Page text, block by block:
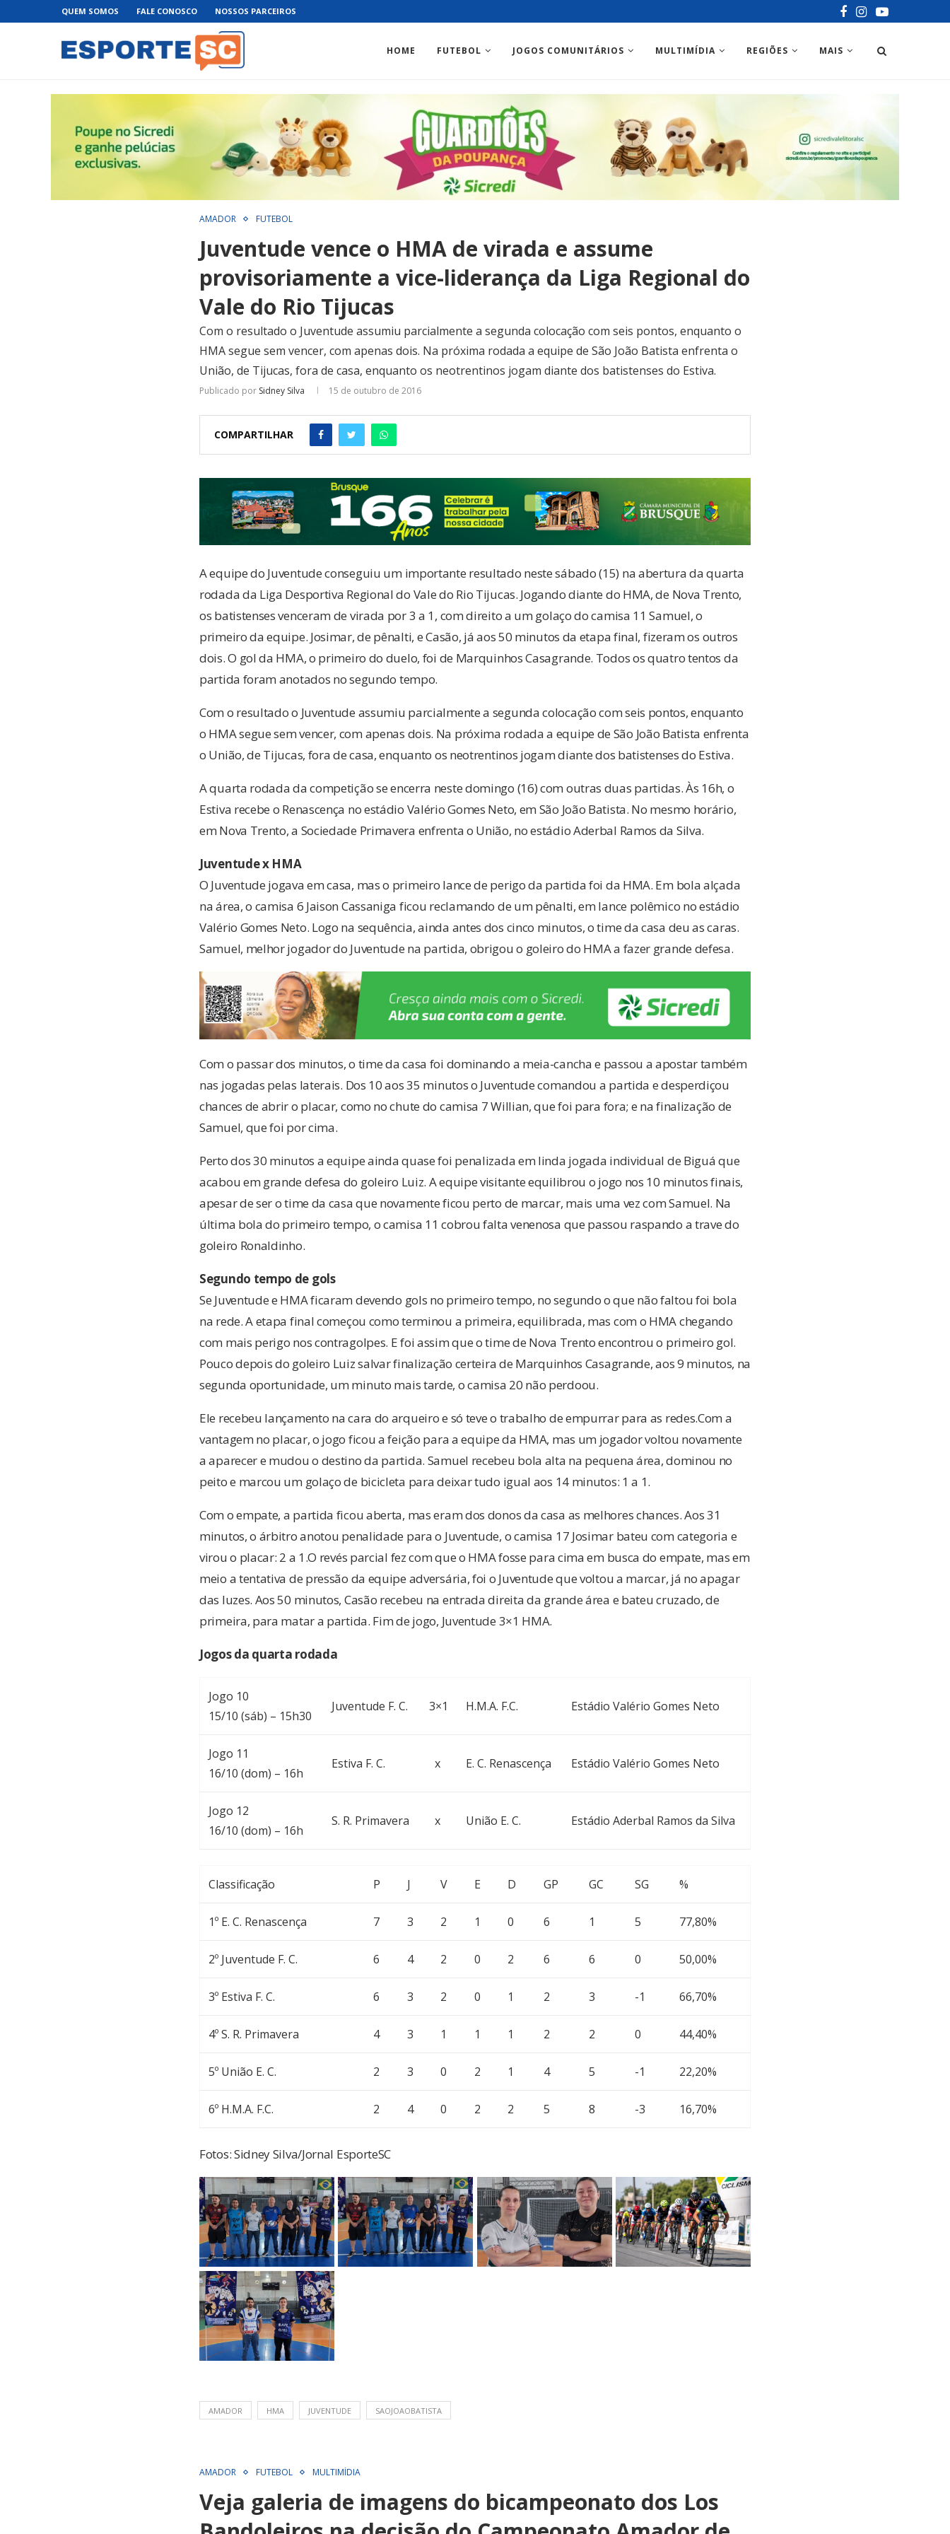
QUEM SOMOS FALE CONOSCO NOSSOS PARCEIROS
HOME FUTEBOL JOGOS COMUNITÁRIOS MULTIMÍDIA REGIÕES MAIS
AMADOR FUTEBOL
Juventude vence o HMA de virada e assume
provisoriamente a vice-liderança da Liga Regional do
Vale do Rio Tijucas
Com o resultado o Juventude assumiu parcialmente a segunda colocação com seis pontos, enquanto o
HMA segue sem vencer, com apenas dois. Na próxima rodada a equipe de São João Batista enfrenta o
União, de Tijucas, fora de casa, enquanto os neotrentinos jogam diante dos batistenses do Estiva.
Publicado por Sidney Silva 15 de outubro de 2016
COMPARTILHAR
A equipe do Juventude conseguiu um importante resultado neste sábado (15) na abertura da quarta
rodada da Liga Desportiva Regional do Vale do Rio Tijucas. Jogando diante do HMA, de Nova Trento,
os batistenses venceram de virada por 3 a 1, com direito a um golaço do camisa 11 Samuel, o
primeiro da equipe. Josimar, de pênalti, e Casão, já aos 50 minutos da etapa final, fizeram os outros
dois. O gol da HMA, o primeiro do duelo, foi de Marquinhos Casagrande. Todos os quatro tentos da
partida foram anotados no segundo tempo.
Com o resultado o Juventude assumiu parcialmente a segunda colocação com seis pontos, enquanto
o HMA segue sem vencer, com apenas dois. Na próxima rodada a equipe de São João Batista enfrenta
o União, de Tijucas, fora de casa, enquanto os neotrentinos jogam diante dos batistenses do Estiva.
A quarta rodada da competição se encerra neste domingo (16) com outras duas partidas. Às 16h, o
Estiva recebe o Renascença no estádio Valério Gomes Neto, em São João Batista. No mesmo horário,
em Nova Trento, a Sociedade Primavera enfrenta o União, no estádio Aderbal Ramos da Silva.
Juventude x HMA
O Juventude jogava em casa, mas o primeiro lance de perigo da partida foi da HMA. Em bola alçada
na área, o camisa 6 Jaison Cassaniga ficou reclamando de um pênalti, em lance polêmico no estádio
Valério Gomes Neto. Logo na sequência, ainda antes dos cinco minutos, o time da casa deu as caras.
Samuel, melhor jogador do Juventude na partida, obrigou o goleiro do HMA a fazer grande defesa.
Com o passar dos minutos, o time da casa foi dominando a meia-cancha e passou a apostar também
nas jogadas pelas laterais. Dos 10 aos 35 minutos o Juventude comandou a partida e desperdiçou
chances de abrir o placar, como no chute do camisa 7 Willian, que foi para fora; e na finalização de
Samuel, que foi por cima.
Perto dos 30 minutos a equipe ainda quase foi penalizada em linda jogada individual de Biguá que
acabou em grande defesa do goleiro Luiz. A equipe visitante equilibrou o jogo nos 10 minutos finais,
apesar de ser o time da casa que novamente ficou perto de marcar, mais uma vez com Samuel. Na
última bola do primeiro tempo, o camisa 11 cobrou falta venenosa que passou raspando a trave do
goleiro Ronaldinho.
Segundo tempo de gols
Se Juventude e HMA ficaram devendo gols no primeiro tempo, no segundo o que não faltou foi bola
na rede. A etapa final começou como terminou a primeira, equilibrada, mas com o HMA chegando
com mais perigo nos contragolpes. E foi assim que o time de Nova Trento encontrou o primeiro gol.
Pouco depois do goleiro Luiz salvar finalização certeira de Marquinhos Casagrande, aos 9 minutos, na
segunda oportunidade, um minuto mais tarde, o camisa 20 não perdoou.
Ele recebeu lançamento na cara do arqueiro e só teve o trabalho de empurrar para as redes.Com a
vantagem no placar, o jogo ficou a feição para a equipe da HMA, mas um jogador voltou novamente
a aparecer e mudou o destino da partida. Samuel recebeu bola alta na pequena área, dominou no
peito e marcou um golaço de bicicleta para deixar tudo igual aos 14 minutos: 1 a 1.
Com o empate, a partida ficou aberta, mas eram dos donos da casa as melhores chances. Aos 31
minutos, o árbitro anotou penalidade para o Juventude, o camisa 17 Josimar bateu com categoria e
virou o placar: 2 a 1.O revés parcial fez com que o HMA fosse para cima em busca do empate, mas em
meio a tentativa de pressão da equipe adversária, foi o Juventude que voltou a marcar, já no apagar
das luzes. Aos 50 minutos, Casão recebeu na entrada direita da grande área e bateu cruzado, de
primeira, para matar a partida. Fim de jogo, Juventude 3×1 HMA.
Jogos da quarta rodada
Jogo 10
15/10 (sáb) – 15h30
Juventude F. C. 3×1 H.M.A. F.C. Estádio Valério Gomes Neto
Jogo 11
16/10 (dom) – 16h
Estiva F. C. x E. C. Renascença Estádio Valério Gomes Neto
Jogo 12
16/10 (dom) – 16h
S. R. Primavera x União E. C. Estádio Aderbal Ramos da Silva
Classificação P J V E D GP GC SG %
1º E. C. Renascença 7 3 2 1 0 6 1 5 77,80%
2º Juventude F. C. 6 4 2 0 2 6 6 0 50,00%
3º Estiva F. C. 6 3 2 0 1 2 3 -1 66,70%
4º S. R. Primavera 4 3 1 1 1 2 2 0 44,40%
5º União E. C. 2 3 0 2 1 4 5 -1 22,20%
6º H.M.A. F.C. 2 4 0 2 2 5 8 -3 16,70%
Fotos: Sidney Silva/Jornal EsporteSC
AMADOR HMA JUVENTUDE SAOJOAOBATISTA
AMADOR FUTEBOL MULTIMÍDIA
Veja galeria de imagens do bicampeonato dos Los